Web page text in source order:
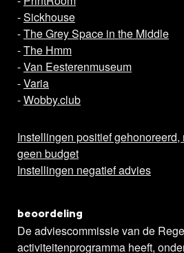
-Sickhouse
-The Grey Space in the Middle
-The Hmm
-Van Eesterenmuseum
-Varia
-Wobby.club
Instellingen positief
geen budget
Instellingen negatief advies
beoordeling
De adviescommissie van de
activiteitenprogramma heeft,